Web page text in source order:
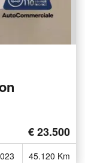
€ 23.500
45.120 Km